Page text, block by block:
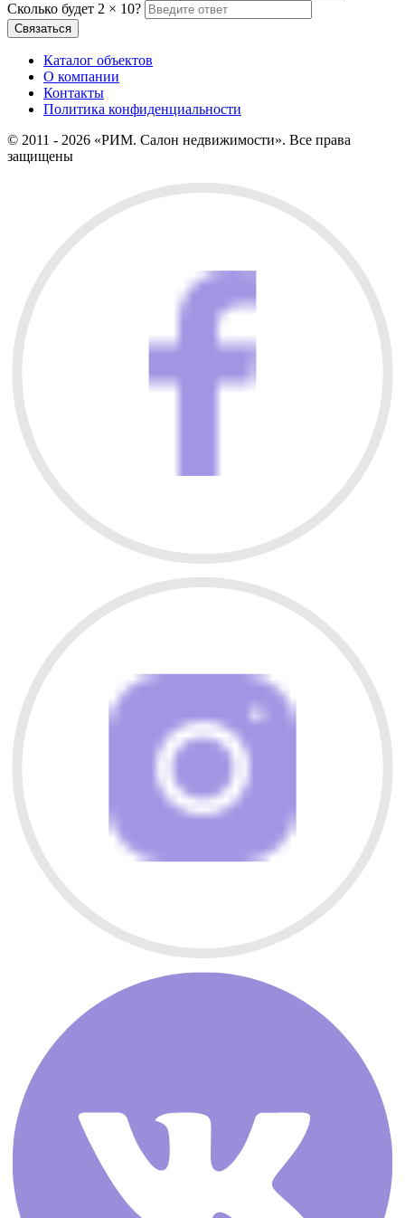
Сколько будет 2 × 10?
Каталог объектов
О компании
Контакты
Политика конфиденциальности
© 2011 - 2026 «РИМ. Салон недвижимости». Все права
защищены